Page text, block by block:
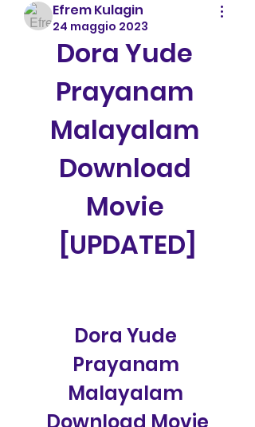
Efrem Kulagin
24 maggio 2023
Dora Yude
Prayanam
Malayalam
Download
Movie
[UPDATED]
Dora Yude
Prayanam
Malayalam